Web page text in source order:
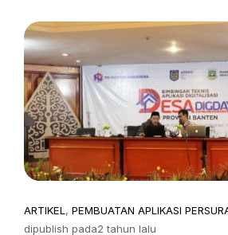
ARTIKEL , PEMBUATAN APLIKASI
dipublish pada2 tahun lalu